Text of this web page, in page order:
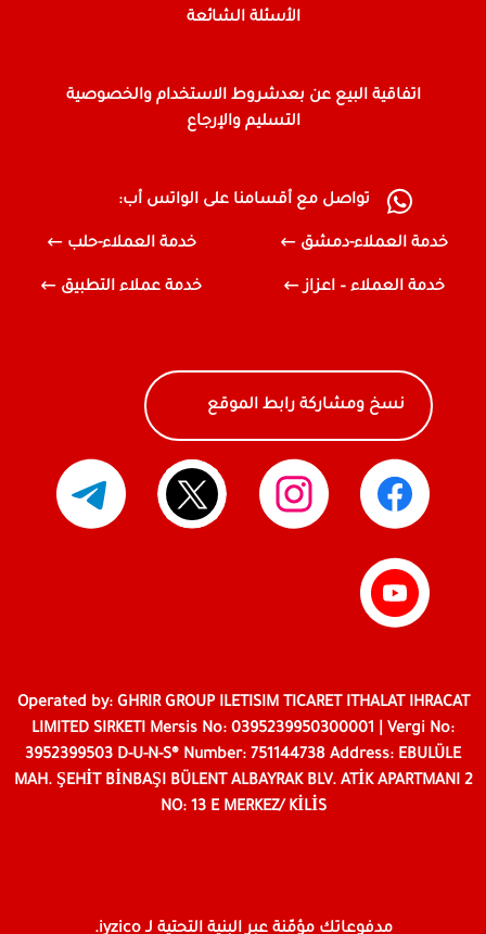
الأسئلة الشائعة
اتفاقية البيع عن بعدشروط الاستخدام والخصوصية
التسليم والإرجاع
تواصل مع أقسامنا على الواتس أب:
خدمة العملاء-دمشق خدمة العملاء-حلب
خدمة العملاء – اعزاز خدمة عملاء التطبيق
نسخ ومشاركة رابط الموقع
Operated by: GHRIR GROUP ILETISIM TICARET ITHALAT IHRACAT
LIMITED SIRKETI Mersis No: 0395239950300001 | Vergi No:
3952399503 D-U-N-S® Number: 751144738 Address: EBULÜLE
MAH. ŞEHİT BİNBAŞI BÜLENT ALBAYRAK BLV. ATİK APARTMANI 2
NO: 13 E MERKEZ/ KİLİS
مدفوعاتك مؤمّنة عبر البنية التحتية لـ iyzico.